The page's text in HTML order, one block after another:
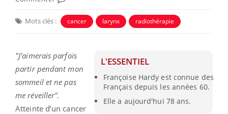
Mots clés : cancer larynx radiothérapie
L'ESSENTIEL
Françoise Hardy est connue des
Français depuis les années 60.
Elle a aujourd'hui 78 ans.
"J'aimerais parfois
partir pendant mon
sommeil et ne pas
me réveiller".
Atteinte d’un cancer